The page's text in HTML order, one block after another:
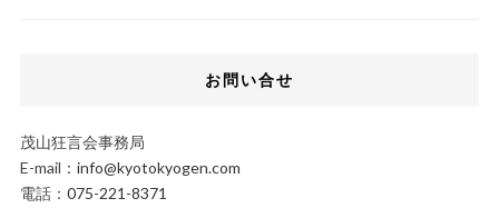
お問い合せ
茂山狂言会事務局
E-mail： info@kyotokyogen.com
電話： 075-221-8371